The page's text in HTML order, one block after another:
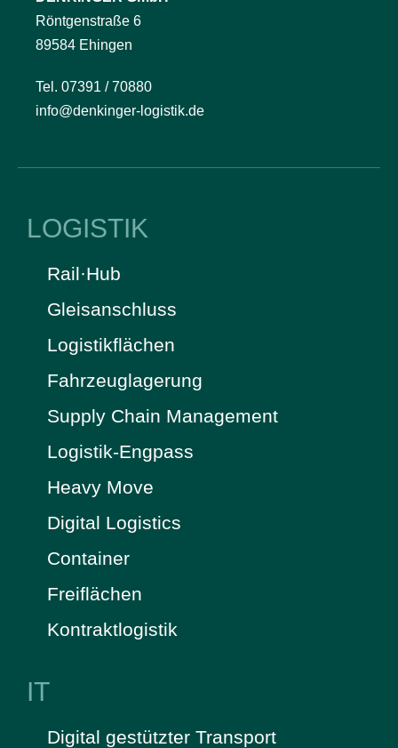
Röntgenstraße 6
89584 Ehingen
Tel. 07391 / 70880
info@denkinger-logistik.de
LOGISTIK
Rail·Hub
Gleisanschluss
Logistikflächen
Fahrzeuglagerung
Supply Chain Management
Logistik-Engpass
Heavy Move
Digital Logistics
Container
Freiflächen
Kontraktlogistik
IT
Digital gestützter Transport